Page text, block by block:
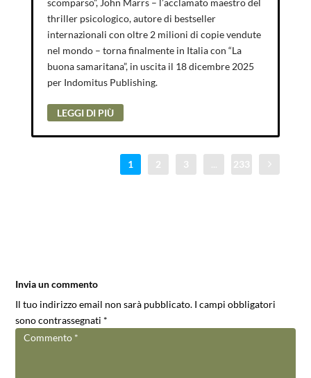
scomparso”, John Marrs – l’acclamato maestro del
thriller psicologico, autore di bestseller
internazionali con oltre 2 milioni di copie vendute
nel mondo – torna finalmente in Italia con “La
buona samaritana”, in uscita il 18 dicembre 2025
per Indomitus Publishing.
LEGGI DI PIÙ
1 2 3 233
Invia un commento
Il tuo indirizzo email non sarà pubblicato. I campi obbligatori
sono contrassegnati *